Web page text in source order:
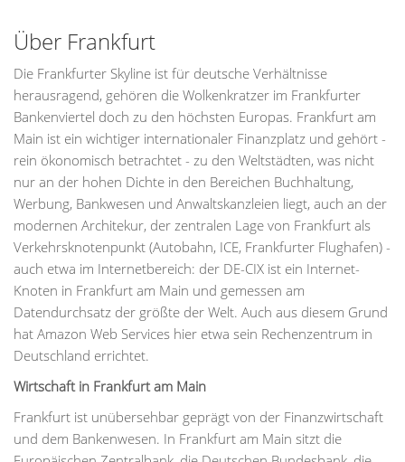
Über Frankfurt
Die Frankfurter Skyline ist für deutsche Verhältnisse
herausragend, gehören die Wolkenkratzer im Frankfurter
Bankenviertel doch zu den höchsten Europas. Frankfurt am
Main ist ein wichtiger internationaler Finanzplatz und gehört -
rein ökonomisch betrachtet - zu den Weltstädten, was nicht
nur an der hohen Dichte in den Bereichen Buchhaltung,
Werbung, Bankwesen und Anwaltskanzleien liegt, auch an der
modernen Architekur, der zentralen Lage von Frankfurt als
Verkehrsknotenpunkt (Autobahn, ICE, Frankfurter Flughafen) -
auch etwa im Internetbereich: der DE-CIX ist ein Internet-
Knoten in Frankfurt am Main und gemessen am
Datendurchsatz der größte der Welt. Auch aus diesem Grund
hat Amazon Web Services hier etwa sein Rechenzentrum in
Deutschland errichtet.
Wirtschaft in Frankfurt am Main
Frankfurt ist unübersehbar geprägt von der Finanzwirtschaft
und dem Bankenwesen. In Frankfurt am Main sitzt die